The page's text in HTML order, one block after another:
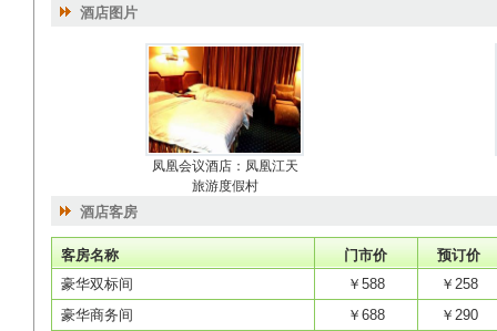
酒店图片
凤凰会议酒店：凤凰江天
旅游度假村
酒店客房
客房名称 门市价
预订价
豪华双标间
￥588
￥258
豪华商务间
￥688
￥290